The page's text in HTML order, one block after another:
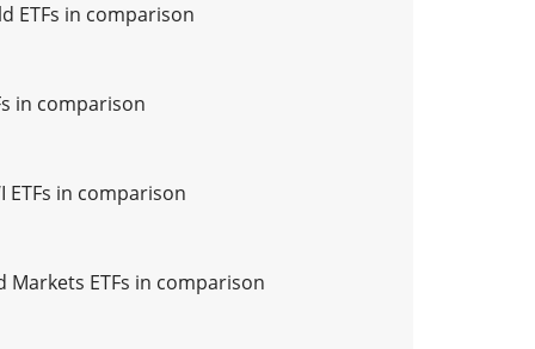
ETFs in comparison
in comparison
ETFs in comparison
Markets ETFs in comparison